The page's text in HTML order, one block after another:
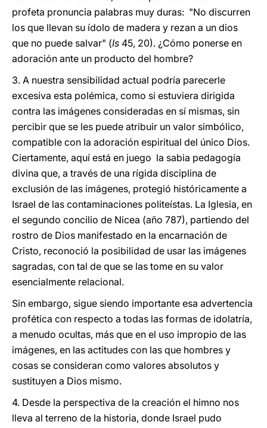
profeta pronuncia palabras muy duras: "No discurren
los que llevan su ídolo de madera y rezan a un dios
que no puede salvar" (Is 45, 20). ¿Cómo ponerse en
adoración ante un producto del hombre?
3. A nuestra sensibilidad actual podría parecerle
excesiva esta polémica, como si estuviera dirigida
contra las imágenes consideradas en sí mismas, sin
percibir que se les puede atribuir un valor simbólico,
compatible con la adoración espiritual del único Dios.
Ciertamente, aquí está en juego la sabia pedagogía
divina que, a través de una rígida disciplina de
exclusión de las imágenes, protegió históricamente a
Israel de las contaminaciones politeístas. La Iglesia, en
el segundo concilio de Nicea (año 787), partiendo del
rostro de Dios manifestado en la encarnación de
Cristo, reconoció la posibilidad de usar las imágenes
sagradas, con tal de que se las tome en su valor
esencialmente relacional.
Sin embargo, sigue siendo importante esa advertencia
profética con respecto a todas las formas de idolatría,
a menudo ocultas, más que en el uso impropio de las
imágenes, en las actitudes con las que hombres y
cosas se consideran como valores absolutos y
sustituyen a Dios mismo.
4. Desde la perspectiva de la creación el himno nos
lleva al terreno de la historia, donde Israel pudo